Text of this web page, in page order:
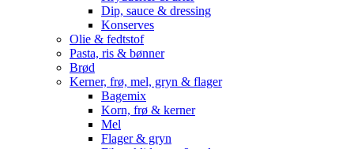
Dip, sauce & dressing
Konserves
Olie & fedtstof
Pasta, ris & bønner
Brød
Kerner, frø, mel, gryn & flager
Bagemix
Korn, frø & kerner
Mel
Flager & gryn